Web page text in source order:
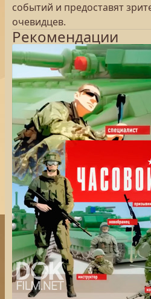
событий и предоставят
очевидцев.
Рекомендации